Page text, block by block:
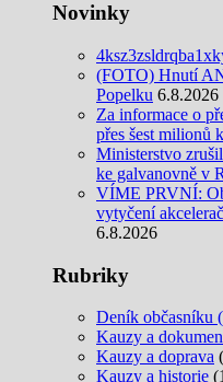
Novinky
(FOTO) Hnutí
Popelku 6.8.2026
Za informace o
přes šest milionů
Ministerstvo
ke galvanovně v
VÍME PRVNÍ:
vytyčení
6.8.2026
Rubriky
Deník občasníku
Kauzy a
Kauzy a doprava
Kauzy a historie